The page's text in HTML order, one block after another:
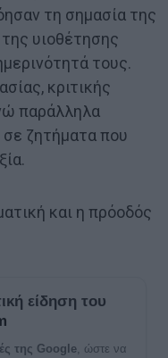
τη σημασία της
υιοθέτησης
τους.
κριτικής
παράλληλα
σε ζητήματα που
και η πρόοδός
είδηση του
της Google , ώστε να